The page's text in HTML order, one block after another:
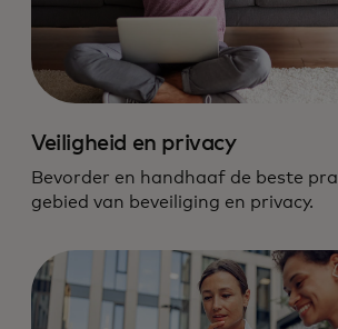
Veiligheid en privacy
Bevorder en handhaaf de beste
gebied van beveiliging en privacy.